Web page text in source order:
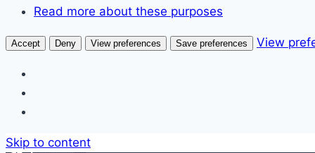
Read more about these purposes
Accept Deny View preferences Save preferences View
Skip to content